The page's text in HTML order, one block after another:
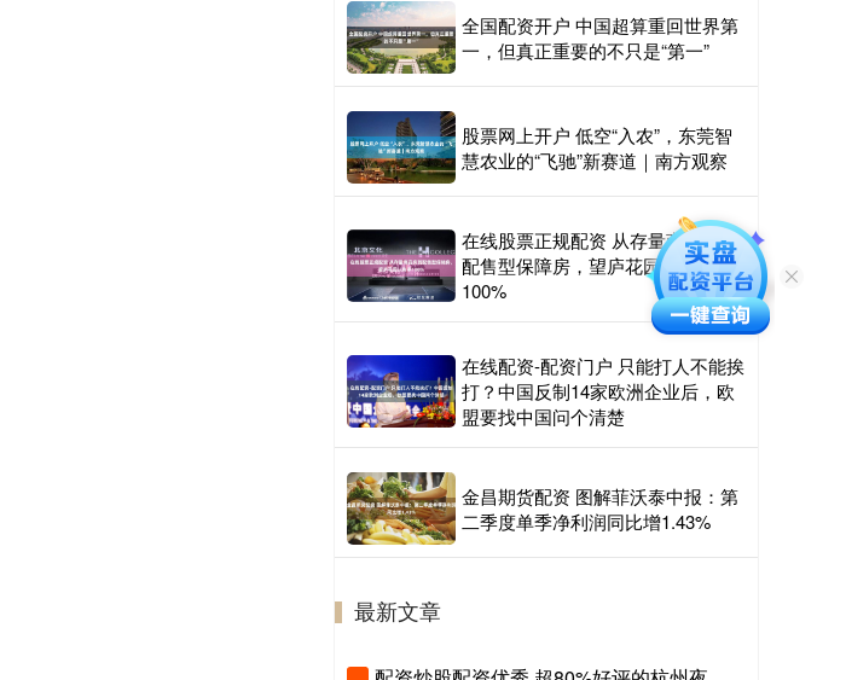
全国配资开户 中国超算重回世界第
一，但真正重要的不只是“第一”
股票网上开户 低空“入农”，东莞智
慧农业的“飞驰”新赛道｜南方观察
在线股票正规配资 从存量商品房到
配售型保障房，望庐花园认购率
100%
在线配资-配资门户 只能打人不能挨
打？中国反制14家欧洲企业后，欧
盟要找中国问个清楚
金昌期货配资 图解菲沃泰中报：第
二季度单季净利润同比增1.43%
最新文章